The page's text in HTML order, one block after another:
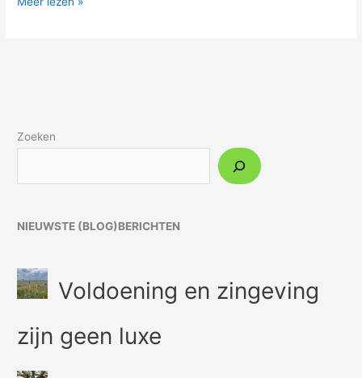
Zoeken
NIEUWSTE (BLOG)BERICHTEN
Voldoening en zingeving
zijn geen luxe